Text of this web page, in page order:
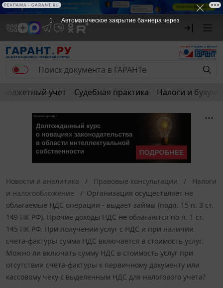
Бюджетный учет Судебная практика Налоги и
Новости и аналитика Правовые консультации
Налоги
и налогообложение
Организация осуществляет не
облагаемые НДС операции - выдает займы (подп. 15 п. 3 ст.
149 НК РФ). Прочие доходы НДС не облагаются по п. 1 ст.
145 НК РФ. При получении услуг с НДС и при наличии
счета-фактуры сумма НДС включается в стоимость услуг.
Можно ли включать сумму НДС в стоимость услуг при
отсутствии счета-фактуры к первичному документу или
кассовому чеку с выделенным НДС для налогового учета?
1 Автоматическое закрытие баннера через
РЕКЛАМА • GARANT.RU